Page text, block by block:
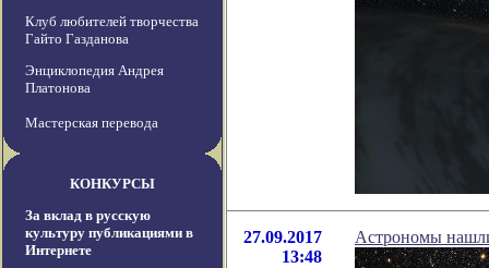
Клуб любителей творчества
Гайто Газданова
Энциклопедия Андрея
Платонова
Мастерская перевода
КОНКУРСЫ
За вклад в русскую
культуру публикациями в
Интернете
27.09.2017
13:48
Астрономы